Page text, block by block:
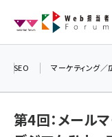
ン
SEO マーケティング／
第4回：メール